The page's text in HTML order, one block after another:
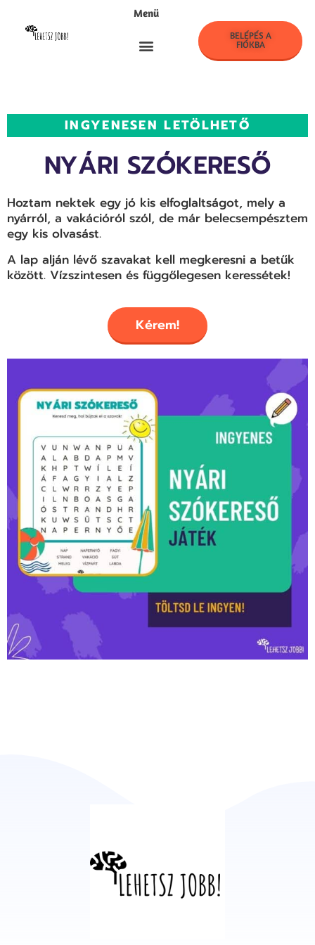
Menü
BELÉPÉS A
FIÓKBA
INGYENESEN LETÖLHETŐ
NYÁRI SZÓKERESŐ
Hoztam nektek egy jó kis elfoglaltságot, mely a
nyárról, a vakációról szól, de már belecsempésztem
egy kis olvasást.
A lap alján lévő szavakat kell megkeresni a betűk
között. Vízszintesen és függőlegesen keressétek!
Kérem!